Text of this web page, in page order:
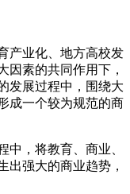
业化、地方高校发
因素的共同作用下，
发展过程中，围绕大
成一个较为规范的商
，将教育、商业、
出强大的商业趋势，